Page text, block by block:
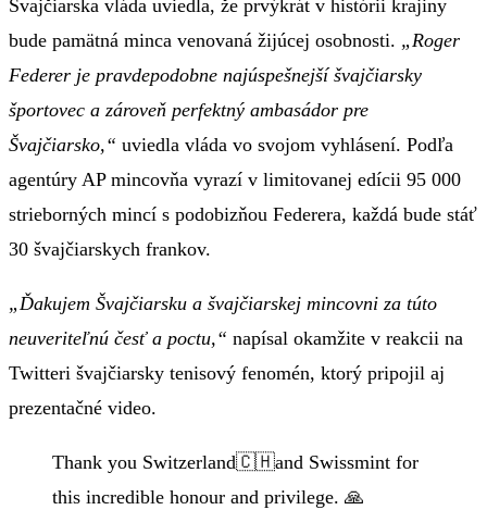
Švajčiarska vláda uviedla, že prvýkrát v histórii krajiny
bude pamätná minca venovaná žijúcej osobnosti. „Roger
Federer je pravdepodobne najúspešnejší švajčiarsky
športovec a zároveň perfektný ambasádor pre
Švajčiarsko,“ uviedla vláda vo svojom vyhlásení. Podľa
agentúry AP mincovňa vyrazí v limitovanej edícii 95 000
strieborných mincí s podobizňou Federera, každá bude stáť
30 švajčiarskych frankov.
„Ďakujem Švajčiarsku a švajčiarskej mincovni za túto
neuveriteľnú česť a poctu,“ napísal okamžite v reakcii na
Twitteri švajčiarsky tenisový fenomén, ktorý pripojil aj
prezentačné video.
Thank you Switzerland🇨🇭and Swissmint for
this incredible honour and privilege. 🙏